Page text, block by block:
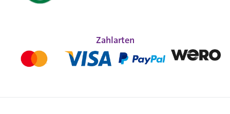
Zahlarten